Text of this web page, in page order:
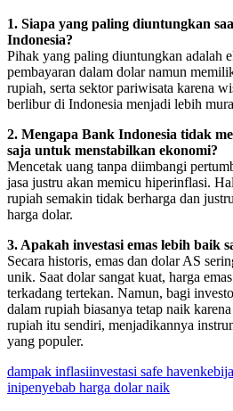
1. Siapa yang paling diuntungkan
Indonesia?
Pihak yang paling diuntungkan adalah
pembayaran dalam dolar namun
rupiah, serta sektor pariwisata karena
berlibur di Indonesia menjadi lebih
2. Mengapa Bank Indonesia tidak
saja untuk menstabilkan ekonomi?
Mencetak uang tanpa diimbangi
jasa justru akan memicu hiperinflasi.
rupiah semakin tidak berharga dan
harga dolar.
3. Apakah investasi emas lebih baik
Secara historis, emas dan dolar AS
unik. Saat dolar sangat kuat, harga
terkadang tertekan. Namun, bagi
dalam rupiah biasanya tetap naik
rupiah itu sendiri, menjadikannya
yang populer.
Tags:
dampak inflasiinvestasi safe haven
inipenyebab harga dolar naik